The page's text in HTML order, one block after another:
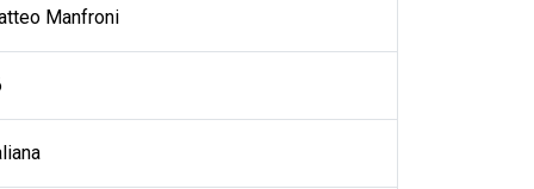
Manfroni